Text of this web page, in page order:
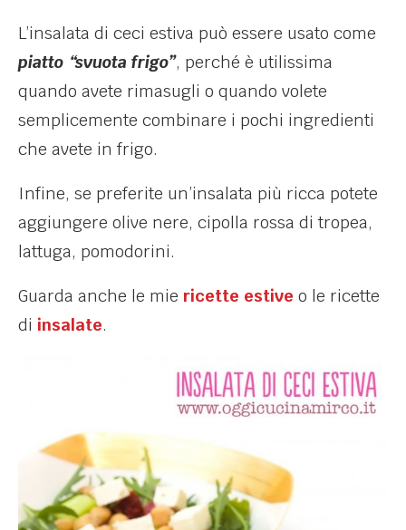
L’insalata di ceci estiva può essere usato come
piatto “svuota frigo”, perché è utilissima
quando avete rimasugli o quando volete
semplicemente combinare i pochi ingredienti
che avete in frigo.
Infine, se preferite un’insalata più ricca potete
aggiungere olive nere, cipolla rossa di tropea,
lattuga, pomodorini.
Guarda anche le mie ricette estive o le ricette
di insalate.